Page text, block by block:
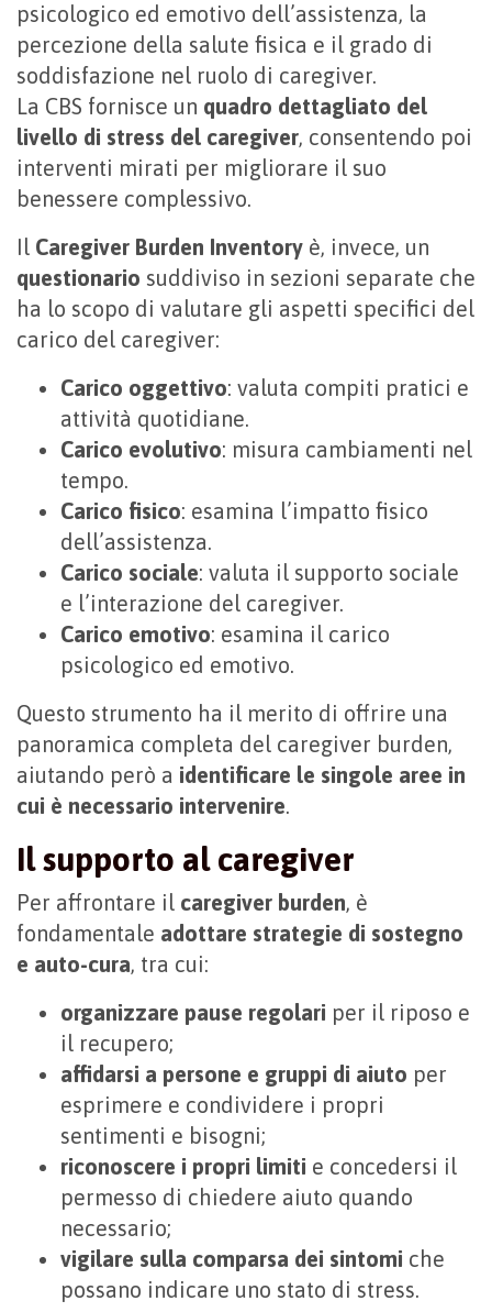
psicologico ed emotivo dell’assistenza, la
percezione della salute fisica e il grado di
soddisfazione nel ruolo di caregiver.
La CBS fornisce un quadro dettagliato del
livello di stress del caregiver, consentendo poi
interventi mirati per migliorare il suo
benessere complessivo.
Il Caregiver Burden Inventory è, invece, un
questionario suddiviso in sezioni separate che
ha lo scopo di valutare gli aspetti specifici del
carico del caregiver:
Carico oggettivo: valuta compiti pratici e
attività quotidiane.
Carico evolutivo: misura cambiamenti nel
tempo.
Carico fisico: esamina l’impatto fisico
dell’assistenza.
Carico sociale: valuta il supporto sociale
e l’interazione del caregiver.
Carico emotivo: esamina il carico
psicologico ed emotivo.
Questo strumento ha il merito di offrire una
panoramica completa del caregiver burden,
aiutando però a identificare le singole aree in
cui è necessario intervenire.
Il supporto al caregiver
Per affrontare il caregiver burden, è
fondamentale adottare strategie di sostegno
e auto-cura, tra cui:
organizzare pause regolari per il riposo e
il recupero;
affidarsi a persone e gruppi di aiuto per
esprimere e condividere i propri
sentimenti e bisogni;
riconoscere i propri limiti e concedersi il
permesso di chiedere aiuto quando
necessario;
vigilare sulla comparsa dei sintomi che
possano indicare uno stato di stress.